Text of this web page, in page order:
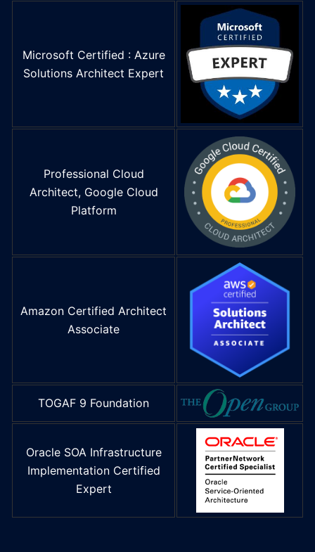
Microsoft Certified : Azure
Solutions Architect Expert
Professional Cloud
Architect, Google Cloud
Platform
Amazon Certified Architect
Associate
TOGAF 9 Foundation
Oracle SOA Infrastructure
Implementation Certified
Expert